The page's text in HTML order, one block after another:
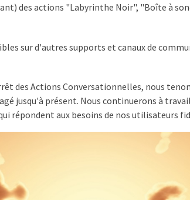
des actions "Labyrinthe Noir", "Boîte à
sur d'autres supports et canaux de
des Actions Conversationnelles, nous
jusqu'à présent. Nous continuerons à
répondent aux besoins de nos utilisateurs